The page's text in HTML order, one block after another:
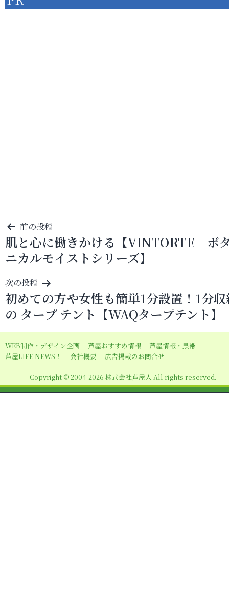
投
稿
ナ
ビ
ゲ
ー
シ
ョ
ン
前の投稿
肌と心に働きかける【VINTORTE ボ
ニカルモイストシリーズ】
次の投稿
初めての方や女性も簡単1分設置！1分
の タープ テント【WAQタープテント】
WEB制作・デザイン企画 芦屋おすすめ情報
芦屋情報・黒帯
芦屋LIFE NEWS！
会社概要 広告掲載のお問合せ
Copyright © 2004-2026 株式会社芦屋人 All rights reserved.